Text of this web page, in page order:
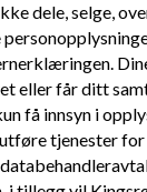
dele, selge,
eller får ditt
få innsyn i
tjenester for